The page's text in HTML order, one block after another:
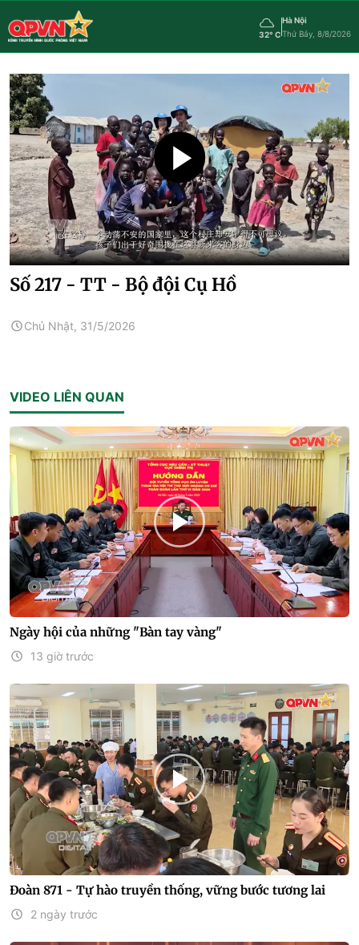
32° C
Hà Nội
Thứ Bảy, 8/8/2026
Số 217 - TT - Bộ đội Cụ Hồ
Chủ Nhật, 31/5/2026
VIDEO LIÊN QUAN
Ngày hội của những "Bàn tay vàng"
13 giờ trước
Đoàn 871 - Tự hào truyền thống, vững bước tương lai
2 ngày trước